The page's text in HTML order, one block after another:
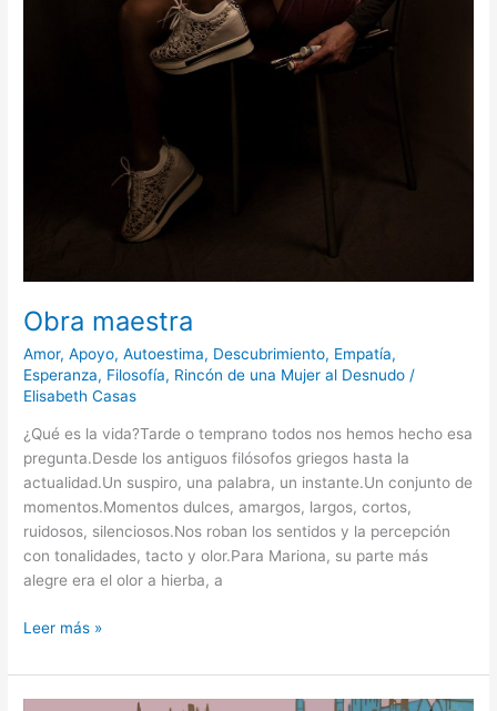
Obra maestra
Amor,Apoyo,Autoestima, Descubrimiento, Empatía,
Esperanza, Filosofía, Rincón de una Mujer al Desnudo /
Elisabeth Casas
¿Qué es la vida?Tarde o temprano todos nos hemos hecho esa
pregunta.Desde los antiguos filósofos griegos hasta la
actualidad.Un suspiro, una palabra, un instante.Un conjunto de
momentos.Momentos dulces, amargos, largos, cortos,
ruidosos, silenciosos.Nos roban los sentidos y la percepción
con tonalidades, tacto y olor.Para Mariona, su parte más
alegre era el olor a hierba, a
Leer más »